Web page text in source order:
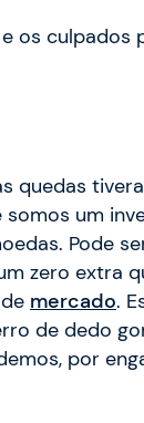
os culpados
quedas
um
Pode
zero extra
mercado.
de dedo
por